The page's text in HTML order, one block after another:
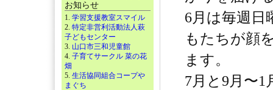
お知らせ
1. 学習支援教室スマイル
2. 特定非営利活動法人萩
子どもセンター
3. 山口市三和児童館
4. 子育てサークル 菜の花
畑
5. 生活協同組合コープや
まぐち
6月は毎週日
もたちが顔
ます。
7月と9月〜